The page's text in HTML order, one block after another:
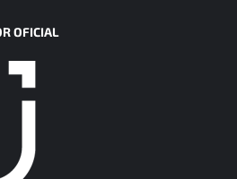
OFICIAL